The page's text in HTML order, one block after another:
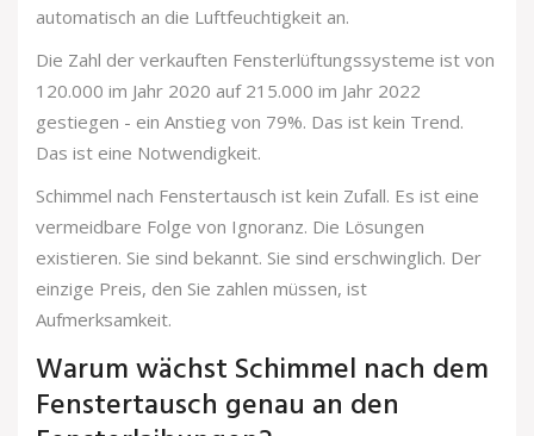
automatisch an die Luftfeuchtigkeit an.
Die Zahl der verkauften Fensterlüftungssysteme ist von
120.000 im Jahr 2020 auf 215.000 im Jahr 2022
gestiegen - ein Anstieg von 79%. Das ist kein Trend.
Das ist eine Notwendigkeit.
Schimmel nach Fenstertausch ist kein Zufall. Es ist eine
vermeidbare Folge von Ignoranz. Die Lösungen
existieren. Sie sind bekannt. Sie sind erschwinglich. Der
einzige Preis, den Sie zahlen müssen, ist
Aufmerksamkeit.
Warum wächst Schimmel nach dem
Fenstertausch genau an den